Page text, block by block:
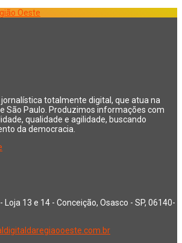
totalmente digital, que atua na
São Paulo. Produzimos informações com
qualidade e agilidade, buscando
da democracia.
Loja 13 e 14 - Conceição, Osasco - SP, 06140-